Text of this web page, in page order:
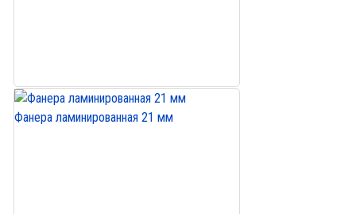
Фанера ламинированная 21 мм